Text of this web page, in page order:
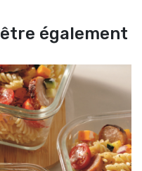
également